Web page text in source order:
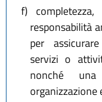
f)
responsabilità
per
servizi o
nonché
organizzazione